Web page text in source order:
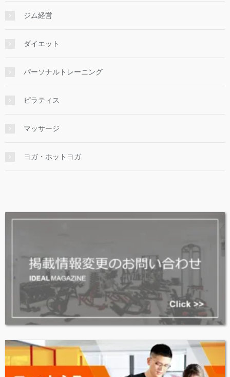
ジム経営
ダイエット
パーソナルトレーニング
ピラティス
マッサージ
ヨガ・ホットヨガ